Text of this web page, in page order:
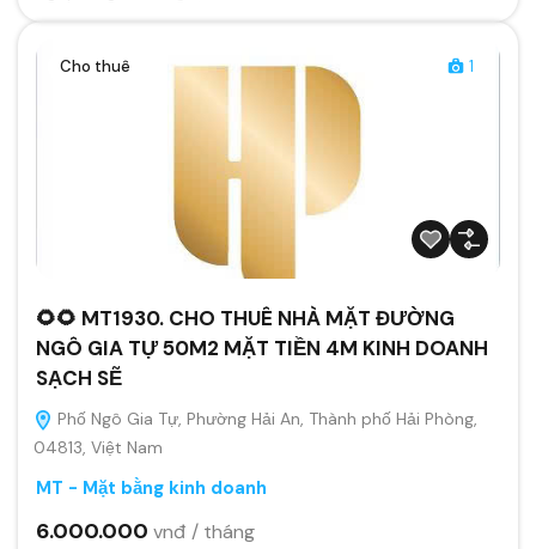
Cho thuê 1
🌻🌻 MT1930. CHO THUÊ NHÀ MẶT ĐƯỜNG
NGÔ GIA TỰ 50M2 MẶT TIỀN 4M KINH DOANH
SẠCH SẼ
Phố Ngô Gia Tự, Phường Hải An, Thành phố Hải Phòng,
04813, Việt Nam
MT - Mặt bằng kinh doanh
6.000.000 vnđ / tháng